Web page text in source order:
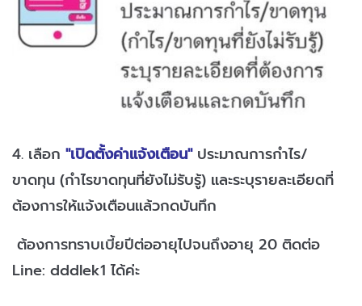
4. เลือก "เปิดตั้งค่าแจ้งเตือน"ประมาณการกำไร/
ขาดทุน (กำไรขาดทุนที่ยังไม่รับรู้) และระบุรายละเอียดที่
ต้องการให้แจ้งเตือนแล้วกดบันทึก
ต้องการทราบเบี้ยปีต่ออายุไปจนถึงอายุ 20 ติดต่อ
Line: dddlek1 ได้ค่ะ